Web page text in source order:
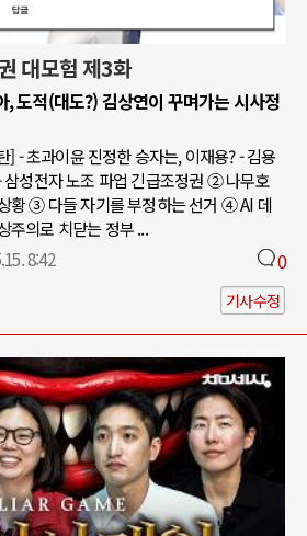
대모험 제3화
, 도적(대도?) 김상연이 꾸며가는 시사정
- 초과이윤 진정한 승자는, 이재용? - 김용
삼성전자 노조 파업 긴급조정권 ② 나무호
황 ③ 다들 자기를 부정하는 선거 ④ AI 데
주의로 치닫는 정부 ...
8:42 0
기사수정